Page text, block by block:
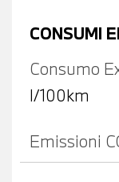
CONSUMI
Consumo
l/100km
Emissioni